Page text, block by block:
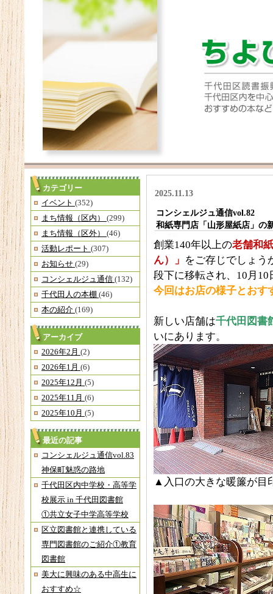
カテゴリー
イベント (352)
まち情報（区内） (299)
まち情報（区外） (46)
活動レポート (307)
お知らせ (29)
コンシェルジュ通信 (132)
千代田人の本棚 (46)
本の紹介 (169)
アーカイブ
2026年2月 (2)
2026年1月 (6)
2025年12月 (5)
2025年11月 (6)
2025年10月 (5)
最近の記事
コンシェルジュ通信vol.83
神保町魅惑の路地
千代田区内中学校・高等学
校展示 in 千代田図書館
①共立女子中学高等学校
区立図書館と連携している
専門図書館のご紹介①教育
図書館
美大に興味のある中高生に
おすすめ☆
2025.11.13
コンシェルジュ通信vol.82
和紙専門店「山形屋紙店」の
創業140年以上の老舗和
ん）」 をご存じでしょう
段下に移転され、10月
今回はお店の様子とおす
新しい店舗は千代田図書
いにあります。
▲入口の大きな暖簾が目